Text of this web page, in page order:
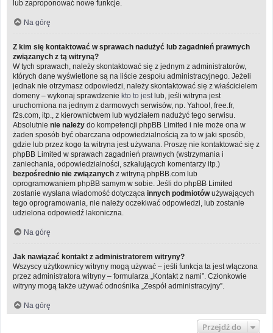
lub zaproponować nowe funkcje.
Na górę
Z kim się kontaktować w sprawach nadużyć lub zagadnień prawnych
związanych z tą witryną?
W tych sprawach, należy skontaktować się z jednym z administratorów,
których dane wyświetlone są na liście zespołu administracyjnego. Jeżeli
jednak nie otrzymasz odpowiedzi, należy skontaktować się z właścicielem
domeny – wykonaj sprawdzenie kto to jest lub, jeśli witryna jest
uruchomiona na jednym z darmowych serwisów, np. Yahoo!, free.fr,
f2s.com, itp., z kierownictwem lub wydziałem nadużyć tego serwisu.
Absolutnie nie należy do kompetencji phpBB Limited i nie może ona w
żaden sposób być obarczana odpowiedzialnością za to w jaki sposób,
gdzie lub przez kogo ta witryna jest używana. Proszę nie kontaktować się z
phpBB Limited w sprawach zagadnień prawnych (wstrzymania i
zaniechania, odpowiedzialności, szkalujących komentarzy itp.)
bezpośrednio nie związanych z witryną phpBB.com lub
oprogramowaniem phpBB samym w sobie. Jeśli do phpBB Limited
zostanie wysłana wiadomość dotycząca innych podmiotówużywających
tego oprogramowania, nie należy oczekiwać odpowiedzi, lub zostanie
udzielona odpowiedź lakoniczna.
Na górę
Jak nawiązać kontakt z administratorem witryny?
Wszyscy użytkownicy witryny mogą używać – jeśli funkcja ta jest włączona
przez administratora witryny – formularza „Kontakt z nami”. Członkowie
witryny mogą także używać odnośnika „Zespół administracyjny”.
Na górę
Przejdź do